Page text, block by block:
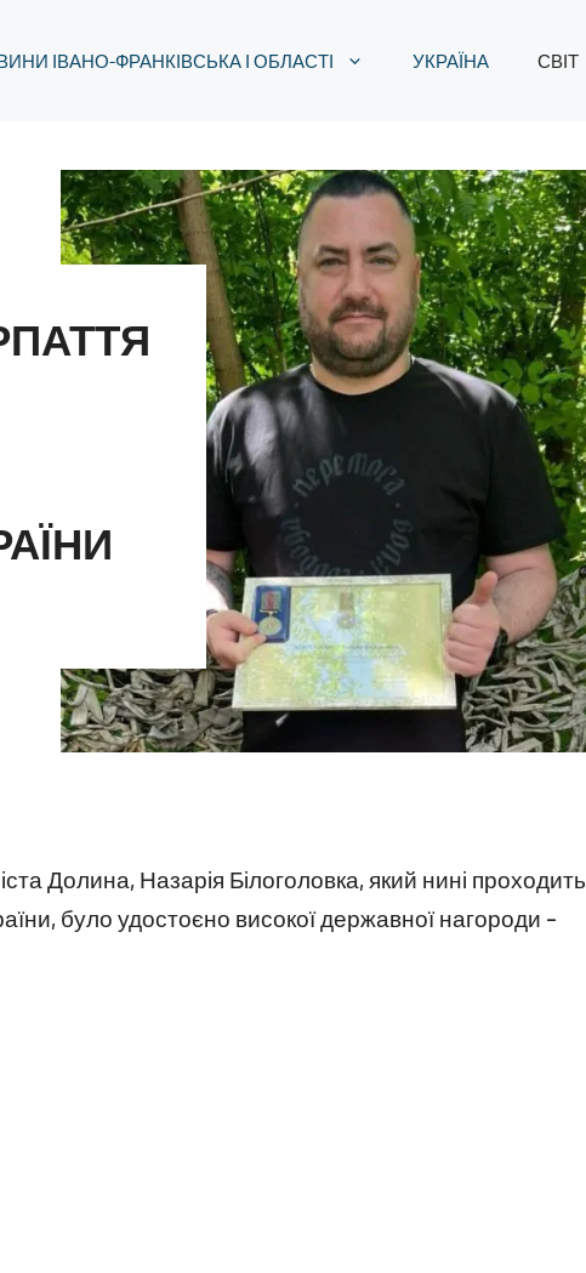
ІВАНО-ФРАНКІВСЬКА І ОБЛАСТІ УКРАЇНА СВІТ
Долина, Назарія Білоголовка, який нині проходить
було удостоєно високої державної нагороди –